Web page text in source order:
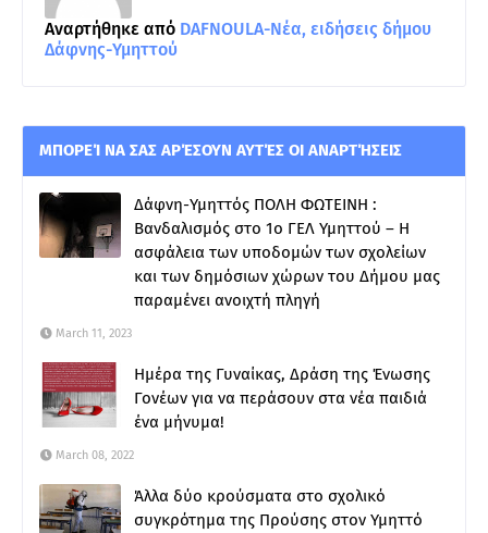
Αναρτήθηκε από DAFNOULA-Νέα, ειδήσεις δήμου
Δάφνης-Υμηττού
ΜΠΟΡΕΊ ΝΑ ΣΑΣ ΑΡΈΣΟΥΝ ΑΥΤΈΣ ΟΙ ΑΝΑΡΤΉΣΕΙΣ
Δάφνη-Υμηττός ΠΟΛΗ ΦΩΤΕΙΝΗ :
Βανδαλισμός στο 1ο ΓΕΛ Υμηττού – Η
ασφάλεια των υποδομών των σχολείων
και των δημόσιων χώρων του Δήμου μας
παραμένει ανοιχτή πληγή
March 11, 2023
Ημέρα της Γυναίκας, Δράση της Ένωσης
Γονέων για να περάσουν στα νέα παιδιά
ένα μήνυμα!
March 08, 2022
Άλλα δύο κρούσματα στο σχολικό
συγκρότημα της Προύσης στον Υμηττό